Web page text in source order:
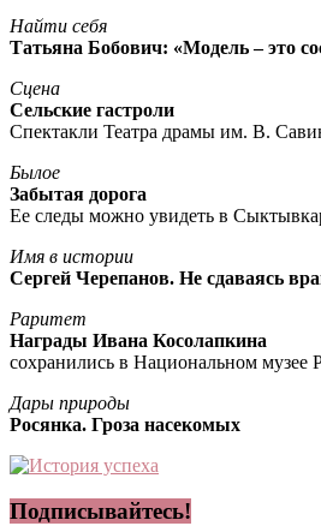
Найти себя
Татьяна Бобович: «Модель – это
Сцена
Сельские гастроли
Спектакли Театра драмы им. В.
Былое
Забытая дорога
Ее следы можно увидеть в
Имя в истории
Сергей Черепанов. Не сдаваясь
Раритет
Награды Ивана Косолапкина
сохранились в Национальном музее
Дары природы
Росянка. Гроза насекомых
Подписывайтесь!